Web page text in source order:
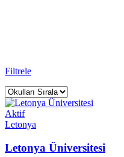
Filtrele
Aktif
Letonya
Letonya Üniversitesi